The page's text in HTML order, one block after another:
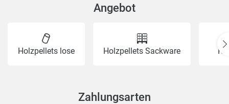
Angebot
Holzpellets lose Holzpellets Sackware
Zahlungsarten